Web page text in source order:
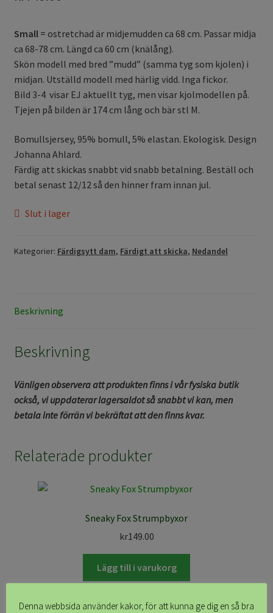
Small= ostretchad är midjemudden ca 68 cm. Passar midja
ca 68-78 cm. Längd ca 60 cm (knälång).
Skön modell med bred ”mudd” (samma tyg som kjolen) i
midjan. Utställd modell med härlig vidd. Inga fickor.
Bild 3-4 visar EJ aktuellt tyg, men visar kjolmodellen på.
Tjejen på bilden är 174 cm lång och bär stl M.
Bomullsjersey, 95% bomull, 5% elastan. Ekologisk. Design
Johanna Ahlard.
Färdig att skickas snabbt vid snabb betalning. Beställ och
betal senast 12/12 så den hinner fram innan jul.
Slut i lager
Kategorier: Färdigsytt dam, Färdigt att skicka, Nedandel
Beskrivning
Beskrivning
Vänligen observera att produkten finns i vår fysiska butik
också, vi uppdaterar lagersaldot så snabbt vi kan, men
betala inte förrän vi bekräftat att den finns kvar.
Relaterade produkter
Sneaky Fox Strumpbyxor
kr149.00
Lägg till i varukorg
Denna webbsida använder kakor, för att kunna ge dig en så bra